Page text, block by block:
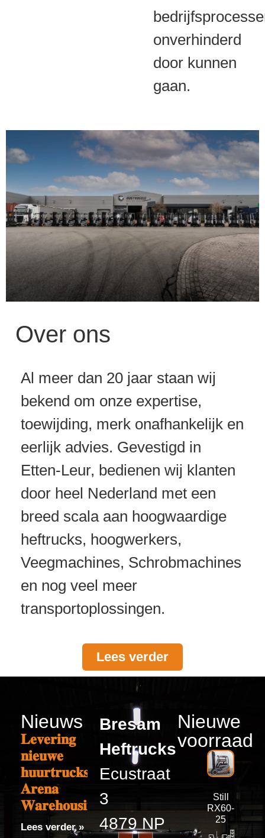
onverhinderd
door kunnen
gaan.
transport oplossingen
Bekijk onze
voorraad
Over ons
Al meer dan 20 jaar staan wij
bekend om onze expertise,
toewijding, merk onafhankelijk en
eerlijk advies. Gevestigd in
Etten-Leur, bedienen wij klanten
door heel Nederland met een
breed scala aan hoogwaardige
heftrucks, hoogwerkers,
Veegmachines, Schrobmachines
en nog veel meer
transportoplossingen.
Lees verder
Nieuws
𝐋𝐞𝐯𝐞𝐫𝐢𝐧𝐠
𝐧𝐢𝐞𝐮𝐰𝐞
𝐡𝐮𝐮𝐫𝐭𝐫𝐮𝐜𝐤𝐬
𝐀𝐫𝐞𝐧𝐚
𝐖𝐚𝐫𝐞𝐡𝐨𝐮𝐬𝐢𝐧𝐠
Lees verder »
Bresam
Heftrucks
Ecustraat
3
4879 NP
Nieuwe
voorraad
Still
RX60-
25